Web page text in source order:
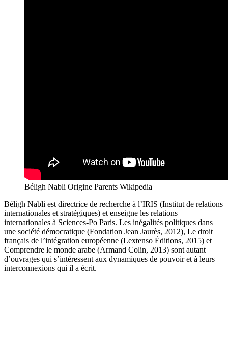
Béligh Nabli Origine Parents Wikipedia
Béligh Nabli est directrice de recherche à l’IRIS (Institut de relations
internationales et stratégiques) et enseigne les relations
internationales à Sciences-Po Paris. Les inégalités politiques dans
une société démocratique (Fondation Jean Jaurès, 2012), Le droit
français de l’intégration européenne (Lextenso Éditions, 2015) et
Comprendre le monde arabe (Armand Colin, 2013) sont autant
d’ouvrages qui s’intéressent aux dynamiques de pouvoir et à leurs
interconnexions qui il a écrit.